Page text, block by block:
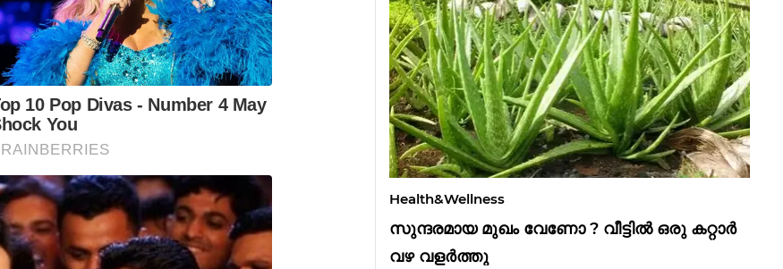
Health&Wellness
സുന്ദരമായ മുഖം വേണോ ? വീട്ടിൽ ഒരു കറ്റാർ
വഴ വളർത്തു